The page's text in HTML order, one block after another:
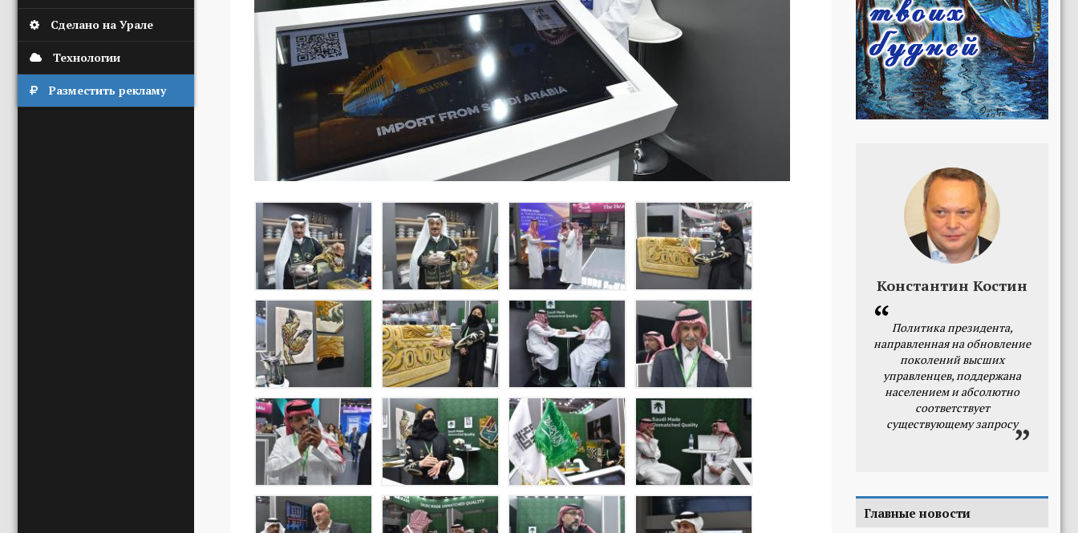
Сделано на Урале
Технологии
Разместить рекламу
Константин Костин
Политика президента,
направленная на обновление
поколений высших
управленцев, поддержана
населением и абсолютно
соответствует
существующему запросу
Главные новости